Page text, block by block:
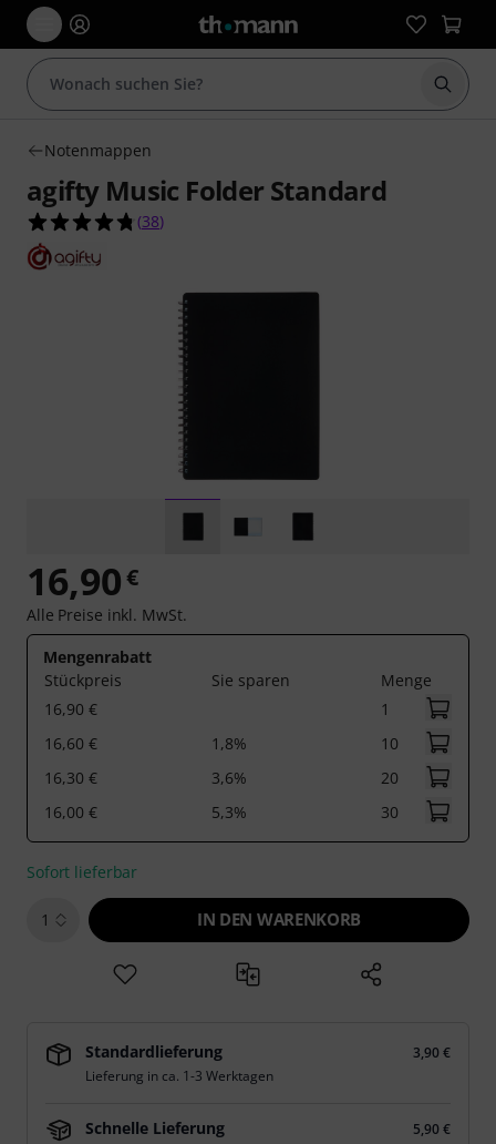
Suche
Notenmappen
agifty Music Folder Standard
4.8 von 5 Sternen aus 38 Kundenbewertungen
(38)
16,90€
Alle Preise inkl. MwSt.
Mengenrabatt
Stückpreis
Sie sparen
Menge
16,90 €
1
16,60 €
1,8%
10
16,30 €
3,6%
20
16,00 €
5,3% 30
Sofort lieferbar
1 IN DEN WARENKORB
Standardlieferung
3,90 €
Lieferung in ca. 1-3 Werktagen
Schnelle Lieferung
5,90 €